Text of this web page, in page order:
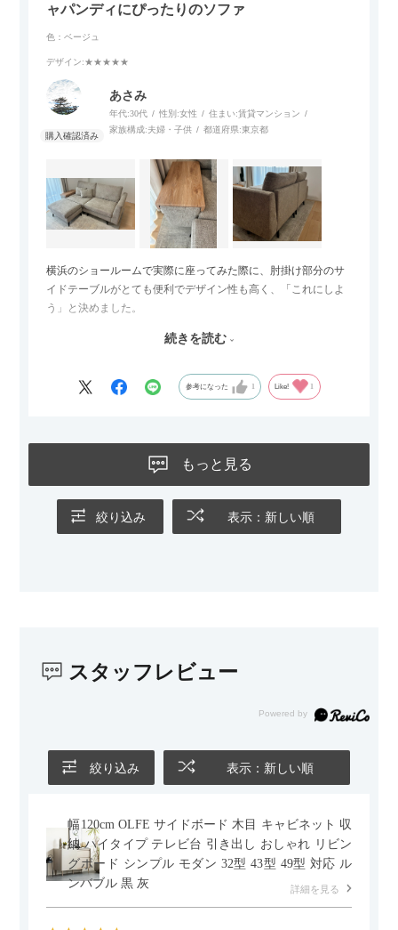
ャパンディにぴったりのソファ
色：ベージュ
デザイン:★★★★★
あさみ
年代:30代 性別:女性 住まい:賃貸マンション
家族構成:夫婦・子供 都道府県:東京都
横浜のショールームで実際に座ってみた際に、肘掛け部分のサ
イドテーブルがとても便利でデザイン性も高く、「これにしよ
う」と決めました。
サイズは2.5人掛けですが、幅184cmとコンパクトなので圧迫感
グとのバランスもぴったりで、リビング全体がすっきり見えま
ないのもお気に入りのポイントです。さらに、わが家はソファ
の後ろ側を通ることも多い間取りなので、背面まできれいに仕
ても美しく、空間の印象を損ないません。
また、カウチのように足を伸ばしてくつろげるスタイルが理想
かせるため、普段はカウチとして使い、来客時には離してスツ
続きを読む
参考になった 1 Like! 1
もっと見る
絞り込み 表示：新しい順
スタッフレビュー
絞り込み 表示：新しい順
幅120cm OLFE サイドボード 木目 キャビネット 収
納 ハイタイプ テレビ台 引き出し おしゃれ リビン
グボード シンプル モダン 32型 43型 49型 対応 ル
ンバブル 黒 灰
詳細を見る